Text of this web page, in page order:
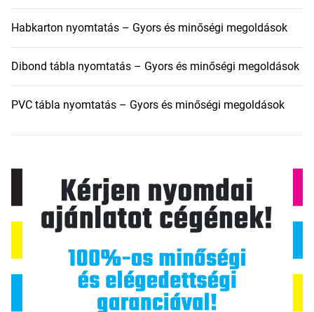
Habkarton nyomtatás – Gyors és minőségi megoldások
Dibond tábla nyomtatás – Gyors és minőségi megoldások
PVC tábla nyomtatás – Gyors és minőségi megoldások